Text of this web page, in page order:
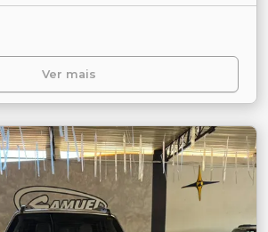
Ver mais